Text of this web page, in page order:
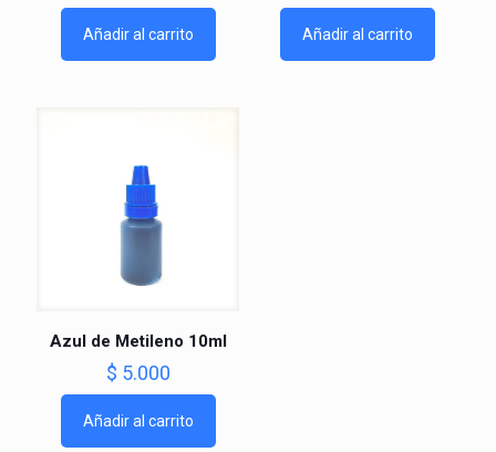
Añadir al carrito Añadir al carrito
Azul de Metileno 10ml
$ 5.000
Añadir al carrito